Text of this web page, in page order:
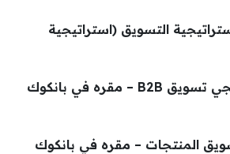
التسويق (استراتيجية
6. مطلوب استراتيجي تسويق B2B – مقره في بانكوك
المنتجات – مقره في بانكوك